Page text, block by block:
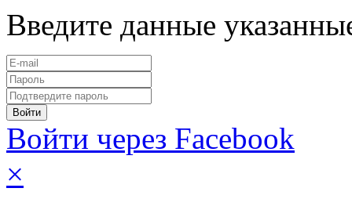
Введите данные
Войти через Facebook
×